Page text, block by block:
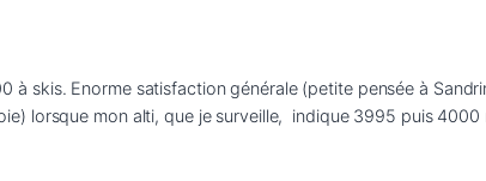
à skis. Enorme satisfaction générale (petite pensée à
lorsque mon alti, que je surveille,  indique 3995 puis